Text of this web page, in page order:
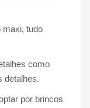
maxi, tudo
como
detalhes.
por brincos